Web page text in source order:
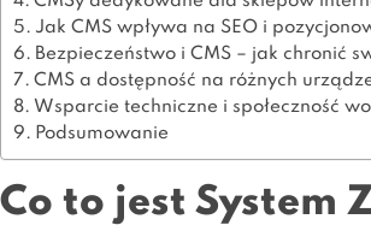
Jak CMS wpływa na SEO i
Bezpieczeństwo i CMS – jak chronić
CMS a dostępność na różnych
Wsparcie techniczne i społeczność
Podsumowanie
Co to jest System